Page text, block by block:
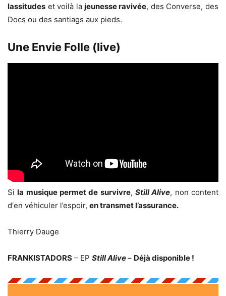
lassitudes et voilà lajeunesse ravivée, des Converse, des
Docs ou des santiags aux pieds.
Une Envie Folle (live)
Sila musique permet de survivre,Still Alive, non content
d‘en véhiculer l’espoir, en transmet l’assurance.
Thierry Dauge
FRANKISTADORS – EP Still Alive– Déjà disponible !